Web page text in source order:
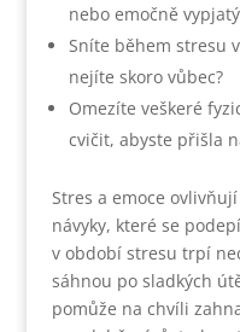
nebo emočně
Sníte během stresu
nejíte skoro vůbec?
Omezíte veškeré
cvičit, abyste přišla
Stres a emoce
návyky, které se
v období stresu trpí
sáhnou po sladkých
pomůže na chvíli